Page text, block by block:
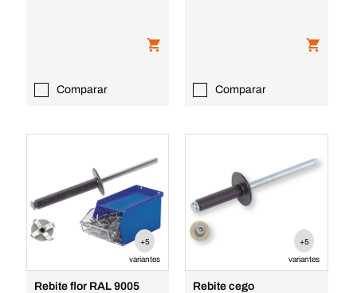
Comparar Comparar
+5
variantes
Rebite flor RAL 9005
+5
variantes
Rebite cego